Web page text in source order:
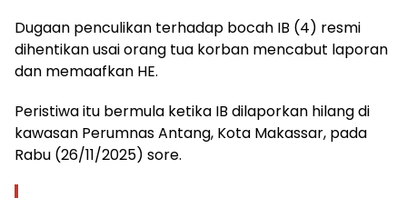
Dugaan penculikan terhadap bocah IB (4) resmi
dihentikan usai orang tua korban mencabut laporan
dan memaafkan HE.
Peristiwa itu bermula ketika IB dilaporkan hilang di
kawasan Perumnas Antang, Kota Makassar, pada
Rabu (26/11/2025) sore.